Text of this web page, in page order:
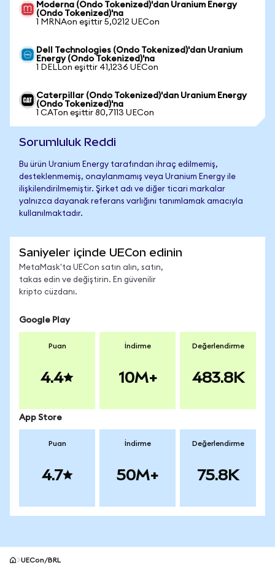
Moderna (Ondo Tokenized)'dan Uranium Energy
(Ondo Tokenized)'na
1 MRNAon eşittir 5,0212 UECon
Dell Technologies (Ondo Tokenized)'dan Uranium
Energy (Ondo Tokenized)'na
1 DELLon eşittir 41,1236 UECon
Caterpillar (Ondo Tokenized)'dan Uranium Energy
(Ondo Tokenized)'na
1 CATon eşittir 80,7113 UECon
Sorumluluk Reddi
Bu ürün Uranium Energy tarafından ihraç edilmemiş,
desteklenmemiş, onaylanmamış veya Uranium Energy ile
ilişkilendirilmemiştir. Şirket adı ve diğer ticari markalar
yalnızca dayanak referans varlığını tanımlamak amacıyla
kullanılmaktadır.
Saniyeler içinde UECon edinin
MetaMask'ta UECon satın alın, satın,
takas edin ve değiştirin. En güvenilir
kripto cüzdanı.
Google Play
Puan
4.4
İndirme
10M+
Değerlendirme
483.8K
App Store
Puan
4.7
İndirme
50M+
Değerlendirme
75.8K
UECon/BRL